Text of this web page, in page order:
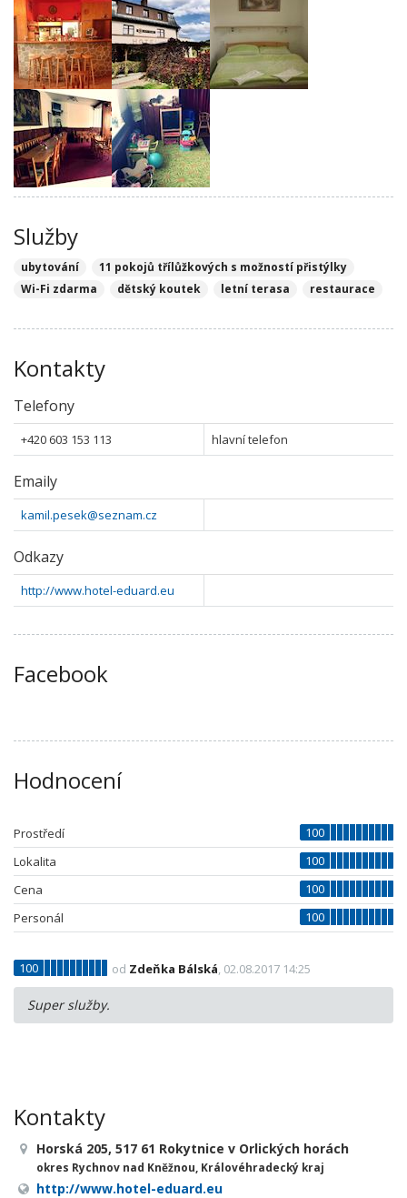
Služby
ubytování
11 pokojů třílůžkových s možností přistýlky
Wi-Fi zdarma
dětský koutek letní terasa restaurace
Kontakty
Telefony
+420 603 153 113 hlavní telefon
Emaily
kamil.pesek@seznam.cz
Odkazy
http://www.hotel-eduard.eu
Facebook
Hodnocení
Prostředí
100
Lokalita
100
Cena
100
Personál
100
100 od Zdeňka Bálská, 02.08.2017 14:25
Super služby.
Kontakty
Horská 205, 517 61 Rokytnice v Orlických horách
okres Rychnov nad Kněžnou, Královéhradecký kraj
http://www.hotel-eduard.eu